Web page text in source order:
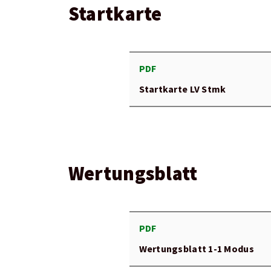
Startkarte
PDF
Startkarte LV Stmk
Wertungsblatt
PDF
Wertungsblatt 1-1 Modus